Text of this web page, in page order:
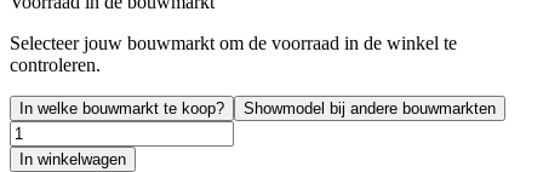
Selecteer jouw bouwmarkt om de voorraad in de winkel te
controleren.
In welke bouwmarkt te koop? Showmodel bij andere bouwmarkten
In winkelwagen